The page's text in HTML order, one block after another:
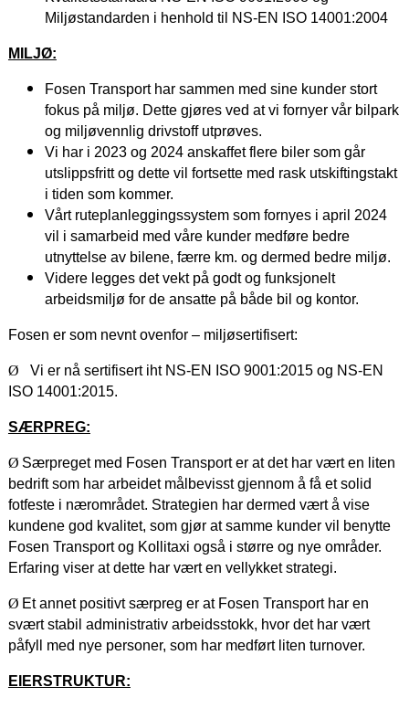
Miljøstandarden i henhold til NS-EN ISO 14001:2004
MILJØ:
Fosen Transport har sammen med sine kunder stort
fokus på miljø. Dette gjøres ved at vi fornyer vår bilpark
og miljøvennlig drivstoff utprøves.
Vi har i 2023 og 2024 anskaffet flere biler som går
utslippsfritt og dette vil fortsette med rask utskiftingstakt
i tiden som kommer.
Vårt ruteplanleggingssystem som fornyes i april 2024
vil i samarbeid med våre kunder medføre bedre
utnyttelse av bilene, færre km. og dermed bedre miljø.
Videre legges det vekt på godt og funksjonelt
arbeidsmiljø for de ansatte på både bil og kontor.
Fosen er som nevnt ovenfor – miljøsertifisert:
Ø
Vi er nå sertifisert iht NS-EN ISO 9001:2015 og NS-EN
ISO 14001:2015.
SÆRPREG:
Ø Særpreget med Fosen Transport er at det har vært en liten
bedrift som har arbeidet målbevisst gjennom å få et solid
fotfeste i nærområdet. Strategien har dermed vært å vise
kundene god kvalitet, som gjør at samme kunder vil benytte
Fosen Transport og Kollitaxi også i større og nye områder.
Erfaring viser at dette har vært en vellykket strategi.
Ø Et annet positivt særpreg er at Fosen Transport har en
svært stabil administrativ arbeidsstokk, hvor det har vært
påfyll med nye personer, som har medført liten turnover.
EIERSTRUKTUR: